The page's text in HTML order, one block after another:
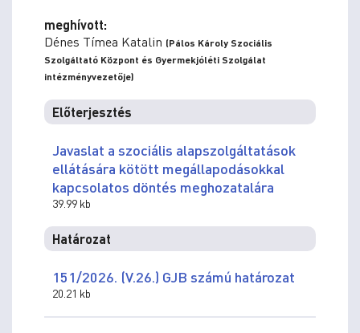
meghívott:
Dénes Tímea Katalin (Pálos Károly Szociális
Szolgáltató Központ és Gyermekjóléti Szolgálat
intézményvezetője)
Előterjesztés
Javaslat a szociális alapszolgáltatások
ellátására kötött megállapodásokkal
kapcsolatos döntés meghozatalára
39.99 kb
Határozat
151/2026. (V.26.) GJB számú határozat
20.21 kb